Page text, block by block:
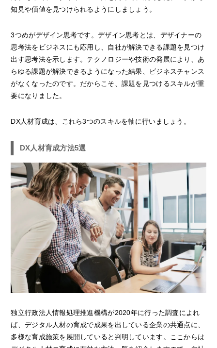
知見や価値を見つけられるようにしましょう。
3つめがデザイン思考です。デザイン思考とは、デザイナーの
思考法をビジネスにも応用し、自社が解決できる課題を見つけ
出す思考法を示します。テクノロジーや技術の発展により、あ
らゆる課題が解決できるようになった結果、ビジネスチャンス
がなくなったのです。だからこそ、課題を見つけるスキルが重
要になりました。
DX人材育成は、これら3つのスキルを軸に行いましょう。
DX人材育成方法5選
独立行政法人情報処理推進機構が2020年に行った調査によれ
ば、デジタル人材の育成で成果を出している企業の共通点に、
多様な育成施策を展開していると判明しています。ここからは